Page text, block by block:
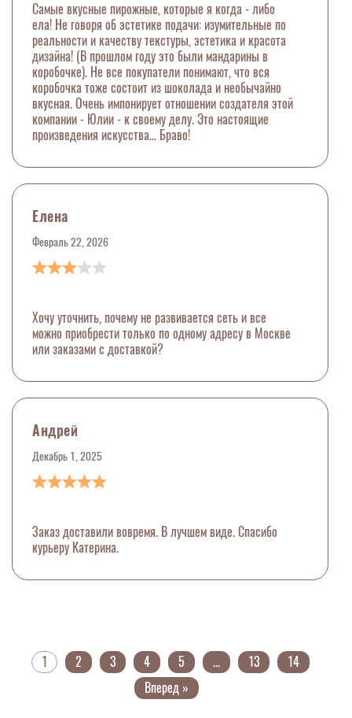
Самые вкусные пирожные, которые я когда - либо
ела! Не говоря об эстетике подачи: изумительные по
реальности и качеству текстуры, эстетика и красота
дизайна! (В прошлом году это были мандарины в
коробочке). Не все покупатели понимают, что вся
коробочка тоже состоит из шоколада и необычайно
вкусная. Очень импонирует отношении создателя этой
компании - Юлии - к своему делу. Это настоящие
произведения искусства… Браво!
Елена
Февраль 22, 2026
Хочу уточнить, почему не развивается сеть и все
можно приобрести только по одному адресу в Москве
или заказами с доставкой?
Андрей
Декабрь 1, 2025
Заказ доставили вовремя. В лучшем виде. Спасибо
курьеру Катерина.
1 2 3 4 5 ... 13
14
Вперед »